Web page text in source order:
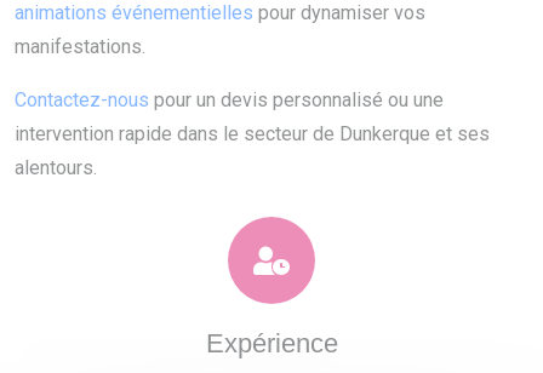
animations événementielles pour dynamiser vos
manifestations.
Contactez-nous pour un devis personnalisé ou une
intervention rapide dans le secteur de Dunkerque et ses
alentours.
Expérience